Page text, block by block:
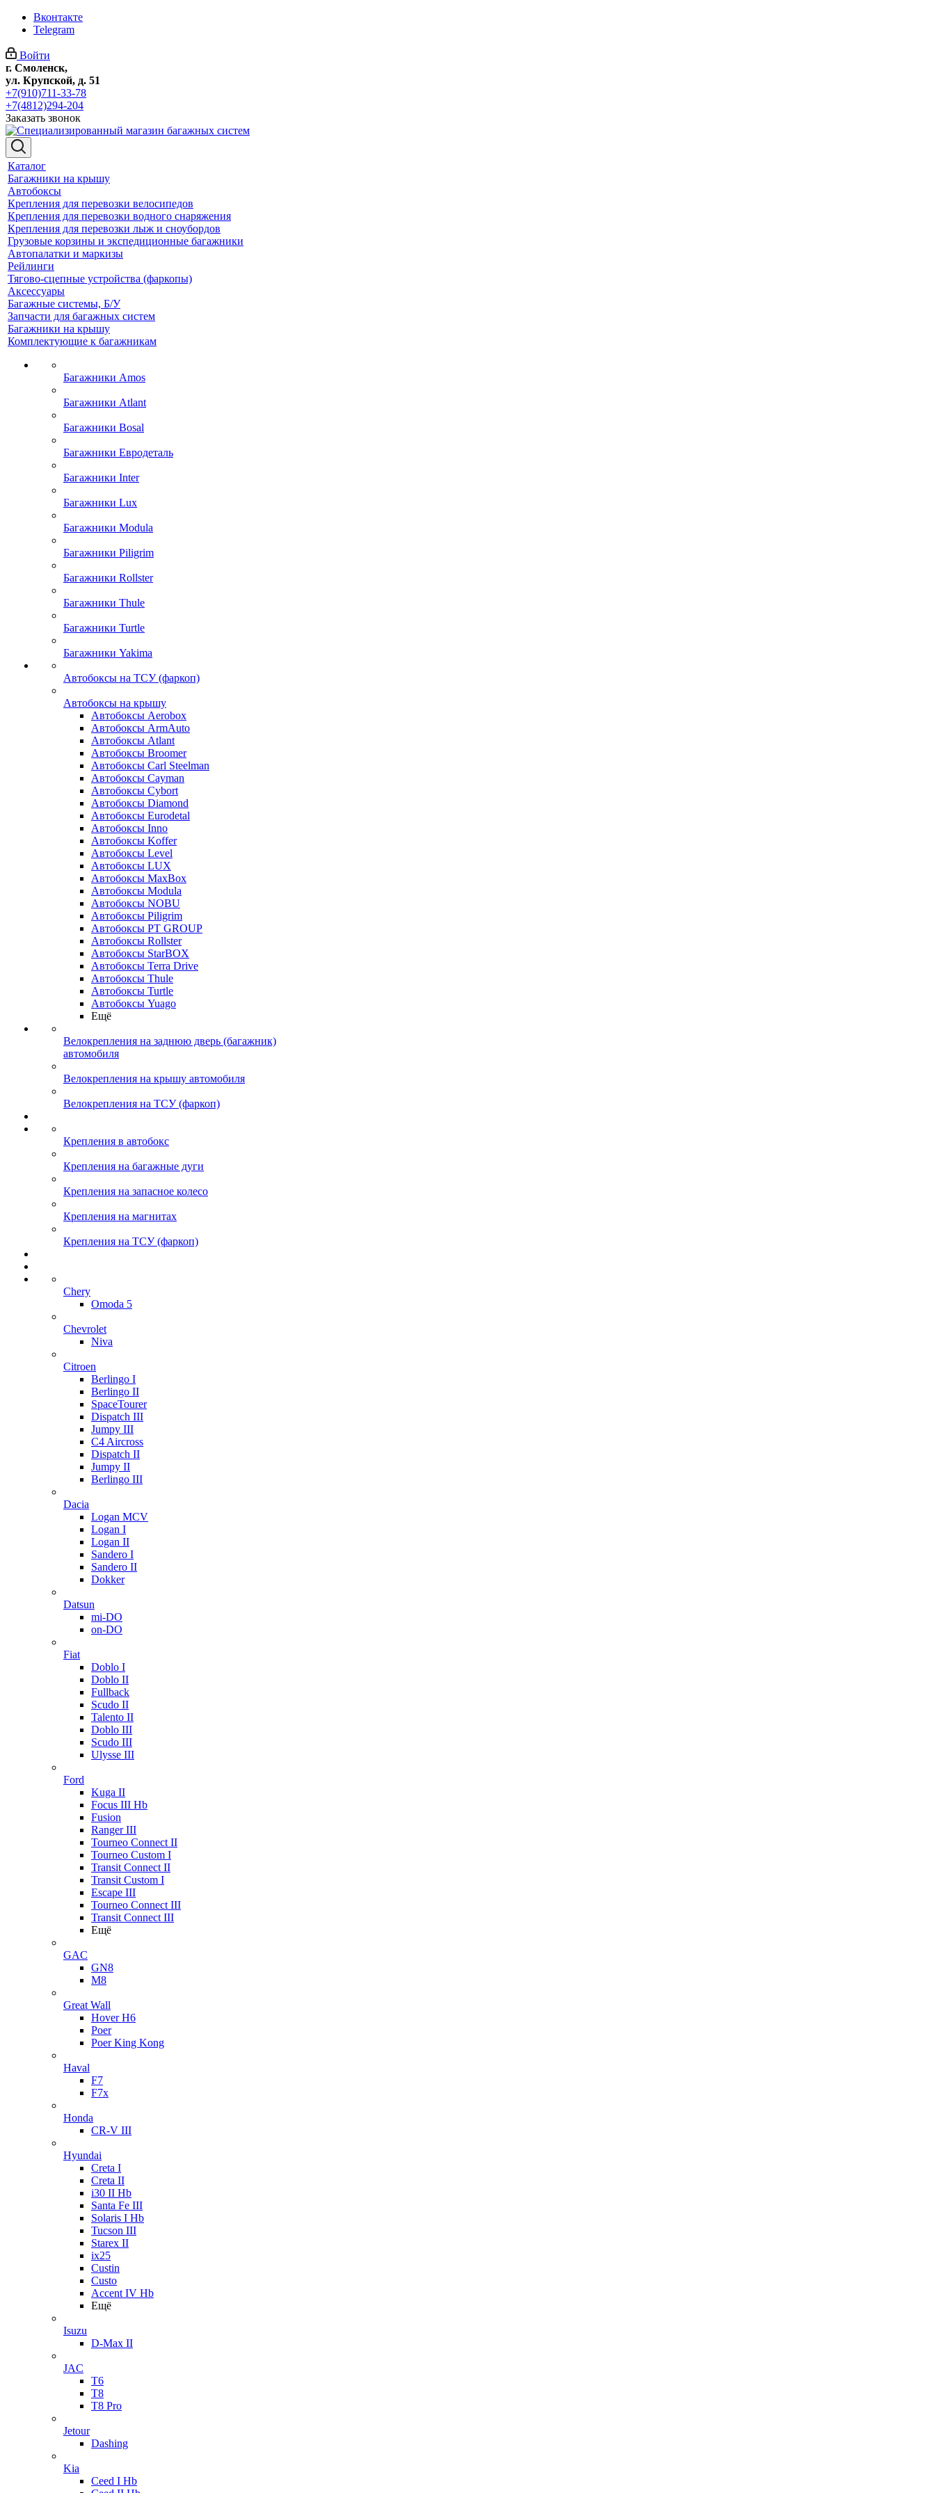
Вконтакте
Telegram
Войти
г. Смоленск,
ул. Крупской, д. 51
+7(910)711-33-78
+7(4812)294-204
Заказать звонок
Каталог
Багажники на крышу
Автобоксы
Крепления для перевозки велосипедов
Крепления для перевозки водного снаряжения
Крепления для перевозки лыж и сноубордов
Грузовые корзины и экспедиционные багажники
Автопалатки и маркизы
Рейлинги
Тягово-сцепные устройства (фаркопы)
Аксессуары
Багажные системы, Б/У
Запчасти для багажных систем
Багажники на крышу
Комплектующие к багажникам
Багажники Amos
Багажники Atlant
Багажники Bosal
Багажники Евродеталь
Багажники Inter
Багажники Lux
Багажники Modula
Багажники Piligrim
Багажники Rollster
Багажники Thule
Багажники Turtle
Багажники Yakima
Автобоксы на ТСУ (фаркоп)
Автобоксы на крышу
Автобоксы Aerobox
Автобоксы ArmAuto
Автобоксы Atlant
Автобоксы Broomer
Автобоксы Carl Steelman
Автобоксы Cayman
Автобоксы Cybort
Автобоксы Diamond
Автобоксы Eurodetal
Автобоксы Inno
Автобоксы Koffer
Автобоксы Level
Автобоксы LUX
Автобоксы MaxBox
Автобоксы Modula
Автобоксы NOBU
Автобоксы Piligrim
Автобоксы PT GROUP
Автобоксы Rollster
Автобоксы StarBOX
Автобоксы Terra Drive
Автобоксы Thule
Автобоксы Turtle
Автобоксы Yuago
Ещё
Велокрепления на заднюю дверь (багажник)
автомобиля
Велокрепления на крышу автомобиля
Велокрепления на ТСУ (фаркоп)
Крепления в автобокс
Крепления на багажные дуги
Крепления на запасное колесо
Крепления на магнитах
Крепления на ТСУ (фаркоп)
Chery
Omoda 5
Chevrolet
Niva
Citroen
Berlingo I
Berlingo II
SpaceTourer
Dispatch III
Jumpy III
C4 Aircross
Dispatch II
Jumpy II
Berlingo III
Dacia
Logan MCV
Logan I
Logan II
Sandero I
Sandero II
Dokker
Datsun
mi-DO
on-DO
Fiat
Doblo I
Doblo II
Fullback
Scudo II
Talento II
Doblo III
Scudo III
Ulysse III
Ford
Kuga II
Focus III Hb
Fusion
Ranger III
Tourneo Connect II
Tourneo Custom I
Transit Connect II
Transit Custom I
Escape III
Tourneo Connect III
Transit Connect III
Ещё
GAC
GN8
M8
Great Wall
Hover H6
Poer
Poer King Kong
Haval
F7
F7x
Honda
CR-V III
Hyundai
Creta I
Creta II
i30 II Hb
Santa Fe III
Solaris I Hb
Tucson III
Starex II
ix25
Custin
Custo
Accent IV Hb
Ещё
Isuzu
D-Max II
JAC
T6
T8
T8 Pro
Jetour
Dashing
Kia
Ceed I Hb